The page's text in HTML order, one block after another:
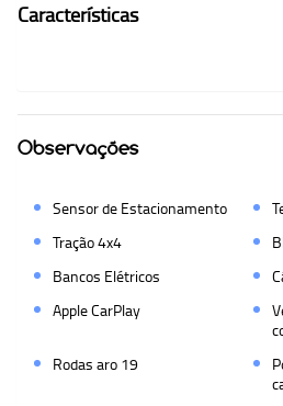
Características
Observações
Sensor de Estacionamento
Tração 4x4
Bancos Elétricos
Apple CarPlay
Rodas aro 19